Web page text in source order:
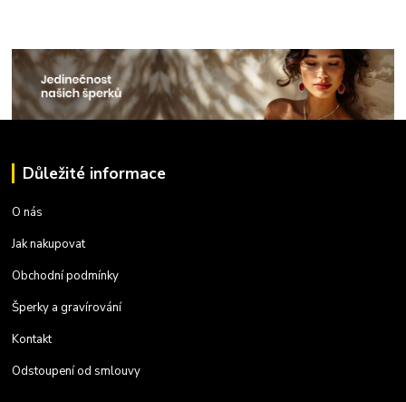
Důležité informace
O nás
Jak nakupovat
Obchodní podmínky
Šperky a gravírování
Kontakt
Odstoupení od smlouvy